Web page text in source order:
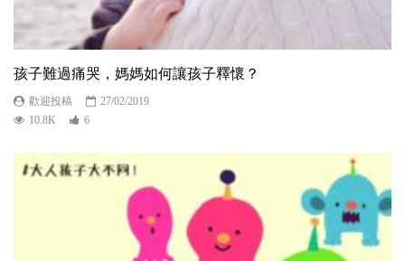
孩子難過痛哭，媽媽如何讓孩子釋懷？
歡迎投稿
27/02/2019
10.8K
6